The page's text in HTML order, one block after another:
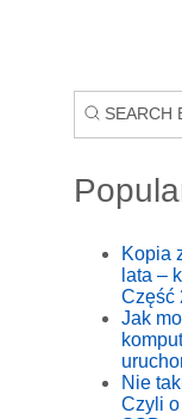
Kopia
lata –
Część
Jak
Nie
Czyli